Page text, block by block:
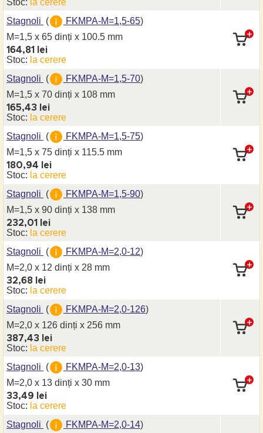
Stoc: la cerere
Stagnoli ( FKMPA-M=1,5-65)
M=1,5 x 65 dinți x 100.5 mm
164,81 lei
Stoc: la cerere
Stagnoli ( FKMPA-M=1,5-70)
M=1,5 x 70 dinți x 108 mm
165,43 lei
Stoc: la cerere
Stagnoli ( FKMPA-M=1,5-75)
M=1,5 x 75 dinți x 115.5 mm
180,94 lei
Stoc: la cerere
Stagnoli ( FKMPA-M=1,5-90)
M=1,5 x 90 dinți x 138 mm
232,01 lei
Stoc: la cerere
Stagnoli ( FKMPA-M=2,0-12)
M=2,0 x 12 dinți x 28 mm
32,68 lei
Stoc: la cerere
Stagnoli ( FKMPA-M=2,0-126)
M=2,0 x 126 dinți x 256 mm
387,43 lei
Stoc: la cerere
Stagnoli ( FKMPA-M=2,0-13)
M=2,0 x 13 dinți x 30 mm
33,49 lei
Stoc: la cerere
Stagnoli ( FKMPA-M=2,0-14)